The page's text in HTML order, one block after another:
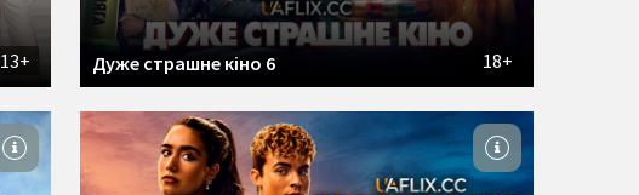
13+ 18+
Дуже страшне кіно 6